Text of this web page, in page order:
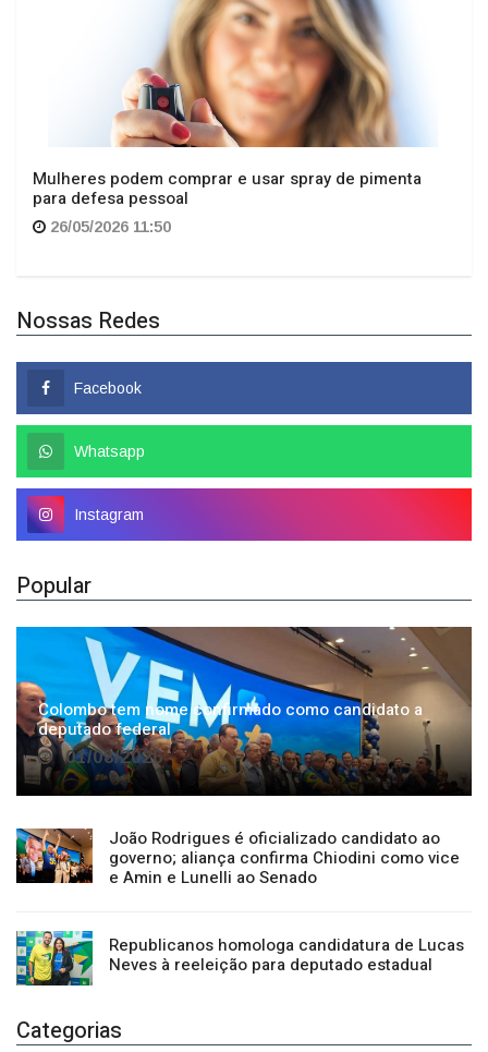
Mulheres podem comprar e usar spray de pimenta
para defesa pessoal
26/05/2026 11:50
Nossas Redes
Facebook
Whatsapp
Instagram
Popular
Colombo tem nome confirmado como candidato a
deputado federal
01/08/2026
João Rodrigues é oficializado candidato ao
governo; aliança confirma Chiodini como vice
e Amin e Lunelli ao Senado
Republicanos homologa candidatura de Lucas
Neves à reeleição para deputado estadual
Categorias